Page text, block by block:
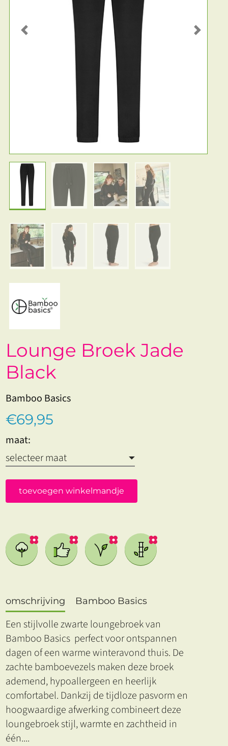
Previous Next
Lounge Broek Jade
Black
Bamboo Basics
€69,95
maat:
toevoegen winkelmandje
omschrijving Bamboo Basics
Een stijlvolle zwarte loungebroek van
Bamboo Basics perfect voor ontspannen
dagen of een warme winteravond thuis. De
zachte bamboevezels maken deze broek
ademend, hypoallergeen en heerlijk
comfortabel. Dankzij de tijdloze pasvorm en
hoogwaardige afwerking combineert deze
loungebroek stijl, warmte en zachtheid in
één....